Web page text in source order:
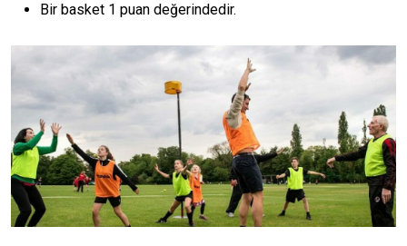
Bir basket 1 puan değerindedir.